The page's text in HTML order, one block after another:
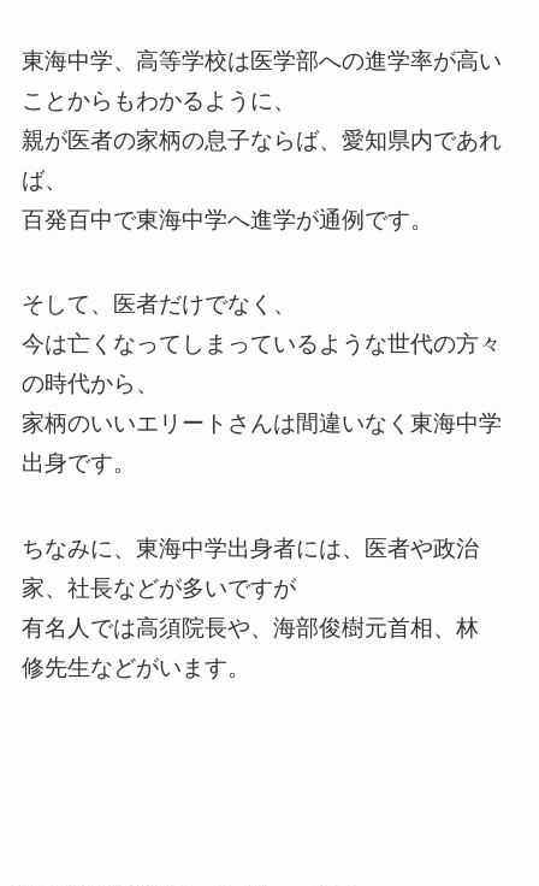
東海中学、高等学校は医学部への進学率が高い
ことからもわかるように、
親が医者の家柄の息子ならば、愛知県内であれ
ば、
百発百中で東海中学へ進学が通例です。
そして、医者だけでなく、
今は亡くなってしまっているような世代の方々
の時代から、
家柄のいいエリートさんは間違いなく東海中学
出身です。
ちなみに、東海中学出身者には、医者や政治
家、社長などが多いですが
有名人では高須院長や、海部俊樹元首相、林
修先生などがいます。